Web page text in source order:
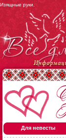
Изящные руки.
Для невесты